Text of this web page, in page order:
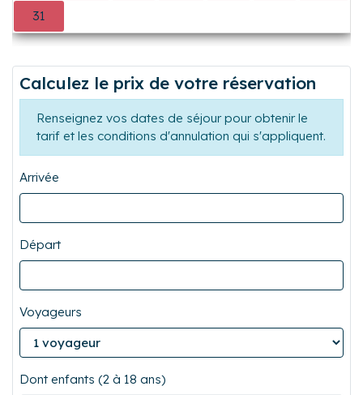
31
Calculez le prix de votre réservation
Renseignez vos dates de séjour pour obtenir le
tarif et les conditions d'annulation qui s'appliquent.
Arrivée
Départ
Voyageurs
Dont enfants (2 à 18 ans)